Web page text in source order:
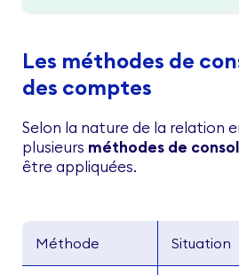
Les méthodes de
des comptes
Selon la nature de la relation
plusieurs méthodes de
être appliquées.
Méthode Situation